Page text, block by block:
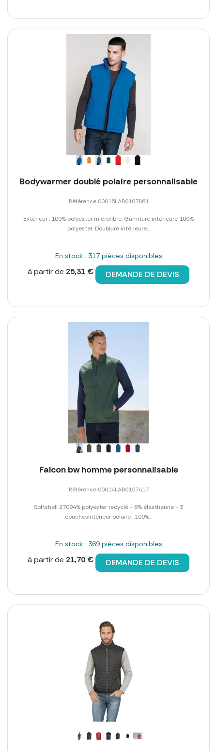
Bodywarmer doublé polaire personnalisable
Référence 00015LAB0107861
Extérieur : 100% polyester microfibre. Garniture intérieure 100%
polyester. Doublure intérieure...
En stock : 317 pièces disponibles
à partir de 25,31 € DEMANDE DE DEVIS
Falcon bw homme personnalisable
Référence 00014LAB0157417
Softshell 27094% polyester recyclé - 6% élasthanne - 3
couchesIntérieur polaire : 100%...
En stock : 369 pièces disponibles
à partir de 21,70 € DEMANDE DE DEVIS